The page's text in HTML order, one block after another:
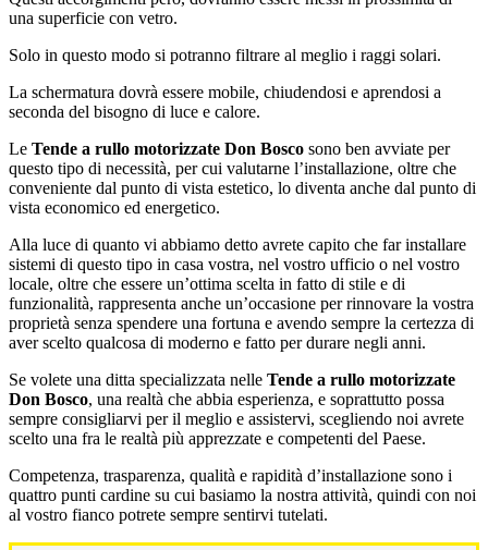
una superficie con vetro.
Solo in questo modo si potranno filtrare al meglio i raggi solari.
La schermatura dovrà essere mobile, chiudendosi e aprendosi a
seconda del bisogno di luce e calore.
Le Tende a rullo motorizzate Don Bosco sono ben avviate per
questo tipo di necessità, per cui valutarne l’installazione, oltre che
conveniente dal punto di vista estetico, lo diventa anche dal punto di
vista economico ed energetico.
Alla luce di quanto vi abbiamo detto avrete capito che far installare
sistemi di questo tipo in casa vostra, nel vostro ufficio o nel vostro
locale, oltre che essere un’ottima scelta in fatto di stile e di
funzionalità, rappresenta anche un’occasione per rinnovare la vostra
proprietà senza spendere una fortuna e avendo sempre la certezza di
aver scelto qualcosa di moderno e fatto per durare negli anni.
Se volete una ditta specializzata nelle Tende a rullo motorizzate
Don Bosco, una realtà che abbia esperienza, e soprattutto possa
sempre consigliarvi per il meglio e assistervi, scegliendo noi avrete
scelto una fra le realtà più apprezzate e competenti del Paese.
Competenza, trasparenza, qualità e rapidità d’installazione sono i
quattro punti cardine su cui basiamo la nostra attività, quindi con noi
al vostro fianco potrete sempre sentirvi tutelati.